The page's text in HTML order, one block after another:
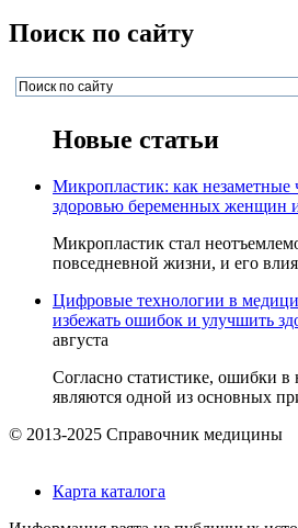
Поиск по сайту
Новые статьи
Микропластик: как незаметные
здоровью беременных женщин
Микропластик стал
повседневной жизни, и его
Цифровые технологии в
избежать ошибок и улучшить
августа
Согласно статистике, ошибки в
являются одной из основных
© 2013-2025 Справочник медицины
Карта каталога